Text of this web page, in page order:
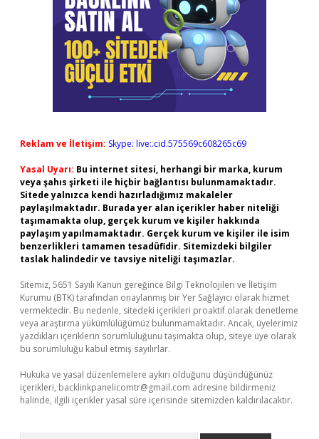
Reklam ve İletişim: Skype: live:.cid.575569c608265c69
Yasal Uyarı: Bu internet sitesi, herhangi bir marka, kurum
veya şahıs şirketi ile hiçbir bağlantısı bulunmamaktadır.
Sitede yalnızca kendi hazırladığımız makaleler
paylaşılmaktadır. Burada yer alan içerikler haber niteliği
taşımamakta olup, gerçek kurum ve kişiler hakkında
paylaşım yapılmamaktadır. Gerçek kurum ve kişiler ile isim
benzerlikleri tamamen tesadüfidir. Sitemizdeki bilgiler
taslak halindedir ve tavsiye niteliği taşımazlar.
Sitemiz, 5651 Sayılı Kanun gereğince Bilgi Teknolojileri ve İletişim
Kurumu (BTK) tarafından onaylanmış bir Yer Sağlayıcı olarak hizmet
vermektedir. Bu nedenle, sitedeki içerikleri proaktif olarak denetleme
veya araştırma yükümlülüğümüz bulunmamaktadır. Ancak, üyelerimiz
yazdıkları içeriklerin sorumluluğunu taşımakta olup, siteye üye olarak
bu sorumluluğu kabul etmiş sayılırlar.
Hukuka ve yasal düzenlemelere aykırı olduğunu düşündüğünüz
içerikleri, backlinkpanelicomtr@gmail.com adresine bildirmeniz
halinde, ilgili içerikler yasal süre içerisinde sitemizden kaldırılacaktır.